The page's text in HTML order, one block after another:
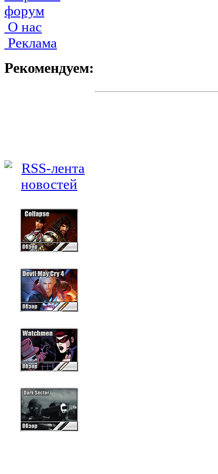
форум
О нас
Реклама
Рекомендуем: